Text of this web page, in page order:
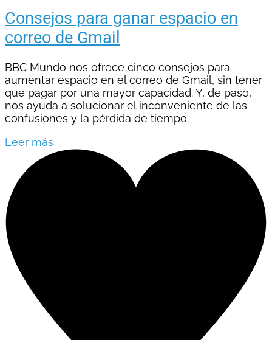
Consejos para ganar espacio en
correo de Gmail
BBC Mundo nos ofrece cinco consejos para
aumentar espacio en el correo de Gmail, sin tener
que pagar por una mayor capacidad. Y, de paso,
nos ayuda a solucionar el inconveniente de las
confusiones y la pérdida de tiempo.
Leer más